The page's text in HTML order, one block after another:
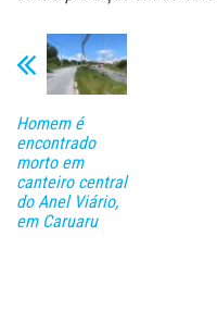
Homem é
encontrado
morto em
canteiro central
do Anel Viário,
em Caruaru